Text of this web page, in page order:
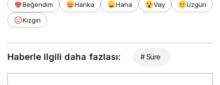
Beğendim Harika Haha Vay
Üzgün
Kızgın
Haberle ilgili daha fazlası: # Süre